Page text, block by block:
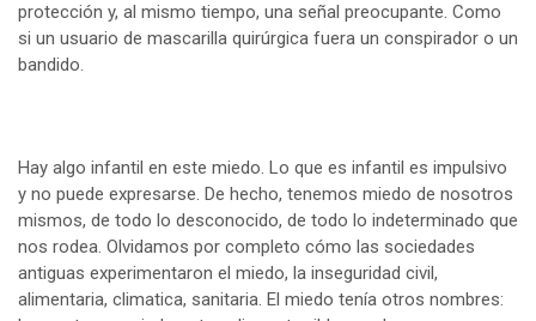
protección y, al mismo tiempo, una señal preocupante. Como
si un usuario de mascarilla quirúrgica fuera un conspirador o un
bandido.
Hay algo infantil en este miedo. Lo que es infantil es impulsivo
y no puede expresarse. De hecho, tenemos miedo de nosotros
mismos, de todo lo desconocido, de todo lo indeterminado que
nos rodea. Olvidamos por completo cómo las sociedades
antiguas experimentaron el miedo, la inseguridad civil,
alimentaria, climatica, sanitaria. El miedo tenía otros nombres: